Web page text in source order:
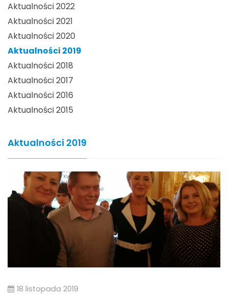
Aktualności 2022
Aktualności 2021
Aktualności 2020
Aktualności 2019
Aktualności 2018
Aktualności 2017
Aktualności 2016
Aktualności 2015
Aktualności 2019
18 listopada 2019